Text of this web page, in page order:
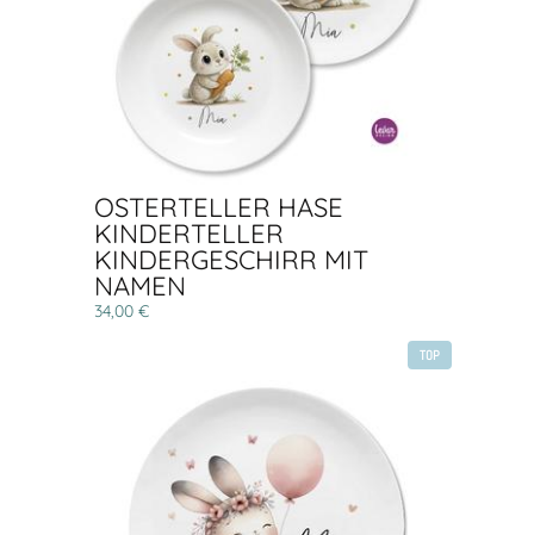
OSTERTELLER HASE
KINDERTELLER
KINDERGESCHIRR MIT
NAMEN
34,00 €
TOP